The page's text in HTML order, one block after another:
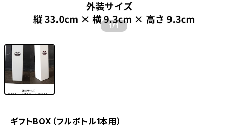
1/1
ギフトBOX（フルボトル1本用）